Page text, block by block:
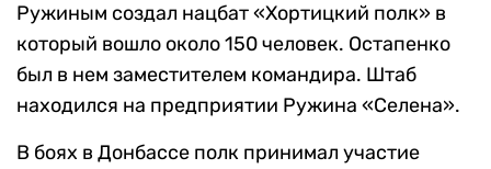
Ружиным создал нацбат «Хортицкий полк» в
который вошло около 150 человек. Остапенко
был в нем заместителем командира. Штаб
находился на предприятии Ружина «Селена».
В боях в Донбассе полк принимал участие